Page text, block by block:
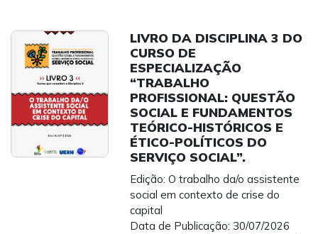
LIVRO DA DISCIPLINA 3 DO
CURSO DE
ESPECIALIZAÇÃO
“TRABALHO
PROFISSIONAL: QUESTÃO
SOCIAL E FUNDAMENTOS
TEÓRICO-HISTÓRICOS E
ÉTICO-POLÍTICOS DO
SERVIÇO SOCIAL”.
Edição: O trabalho da/o assistente
social em contexto de crise do
capital
Data de Publicação: 30/07/2026